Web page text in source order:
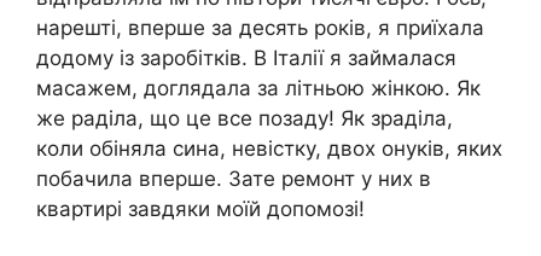
нарешті, вперше за десять років, я приїхала
додому із заробітків. В Італії я займалася
масажем, доглядала за літньою жінкою. Як
же раділа, що це все позаду! Як зраділа,
коли обіняла сина, невістку, двох онуків, яких
побачила вперше. Зате ремонт у них в
квартирі завдяки моїй допомозі!